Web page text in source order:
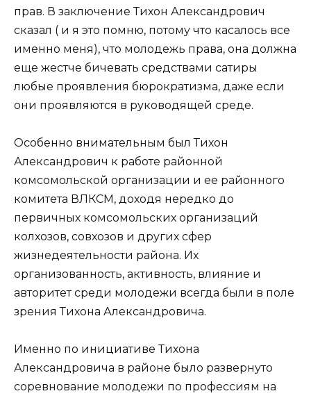
прав. В заключение Тихон Александрович
сказал ( и я это помню, потому что касалось все
именно меня), что молодежь права, она должна
еще жестче бичевать средствами сатиры
любые проявления бюрократизма, даже если
они проявляются в руководящей среде.
Особенно внимательным был Тихон
Александрович к работе районной
комсомольской организации и ее районного
комитета ВЛКСМ, доходя нередко до
первичных комсомольских организаций
колхозов, совхозов и других сфер
жизнедеятельности района. Их
организованность, активность, влияние и
авторитет среди молодежи всегда были в поле
зрения Тихона Александровича.
Именно по инициативе Тихона
Александровича в районе было развернуто
соревнование молодежи по профессиям на